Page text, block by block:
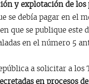
y explotación de los
se debía pagar en el
que se publique este
en el número 5
a solicitar a los
en procesos